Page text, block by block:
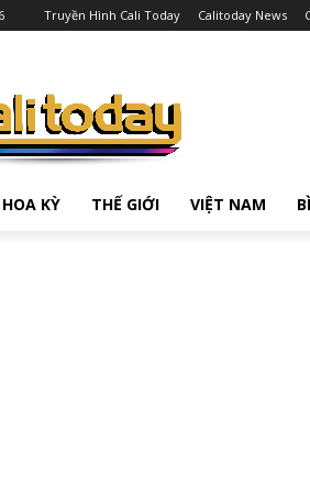
Truyền Hình Cali Today Calitoday News
HOA KỲ THẾ GIỚI VIỆT NAM